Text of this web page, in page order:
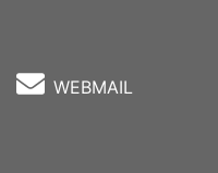
WEBMAIL